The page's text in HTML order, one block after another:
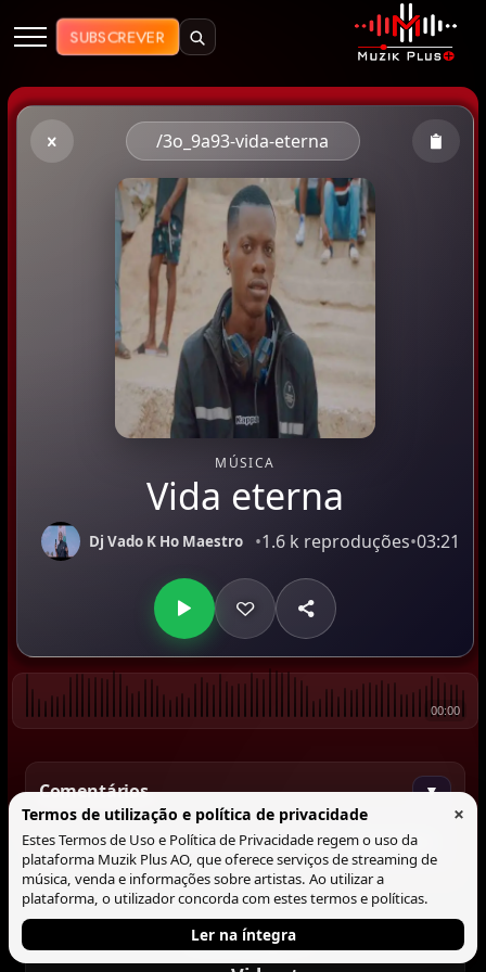
Muzik Plus AO - Streaming de
SUBSCREVER
/3o_9a93-vida-eterna
MÚSICA
Vida eterna
Dj Vado K Ho Maestro •1.6 k reproduções•03:21
00:00
Comentários ▼
Comentar
Tocando agora
Termos de utilização e política de privacidade ×
Estes Termos de Uso e Política de Privacidade regem o uso da
plataforma Muzik Plus AO, que oferece serviços de streaming de
música, venda e informações sobre artistas. Ao utilizar a
plataforma, o utilizador concorda com estes termos e políticas.
Ler na íntegra